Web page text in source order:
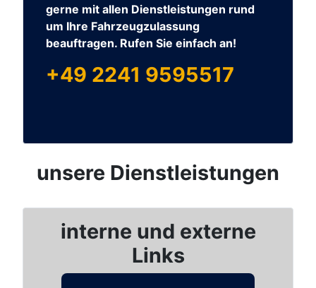
gerne mit allen Dienstleistungen rund
um Ihre Fahrzeugzulassung
beauftragen. Rufen Sie einfach an!
+49 2241 9595517
unsere Dienstleistungen
interne und externe
Links